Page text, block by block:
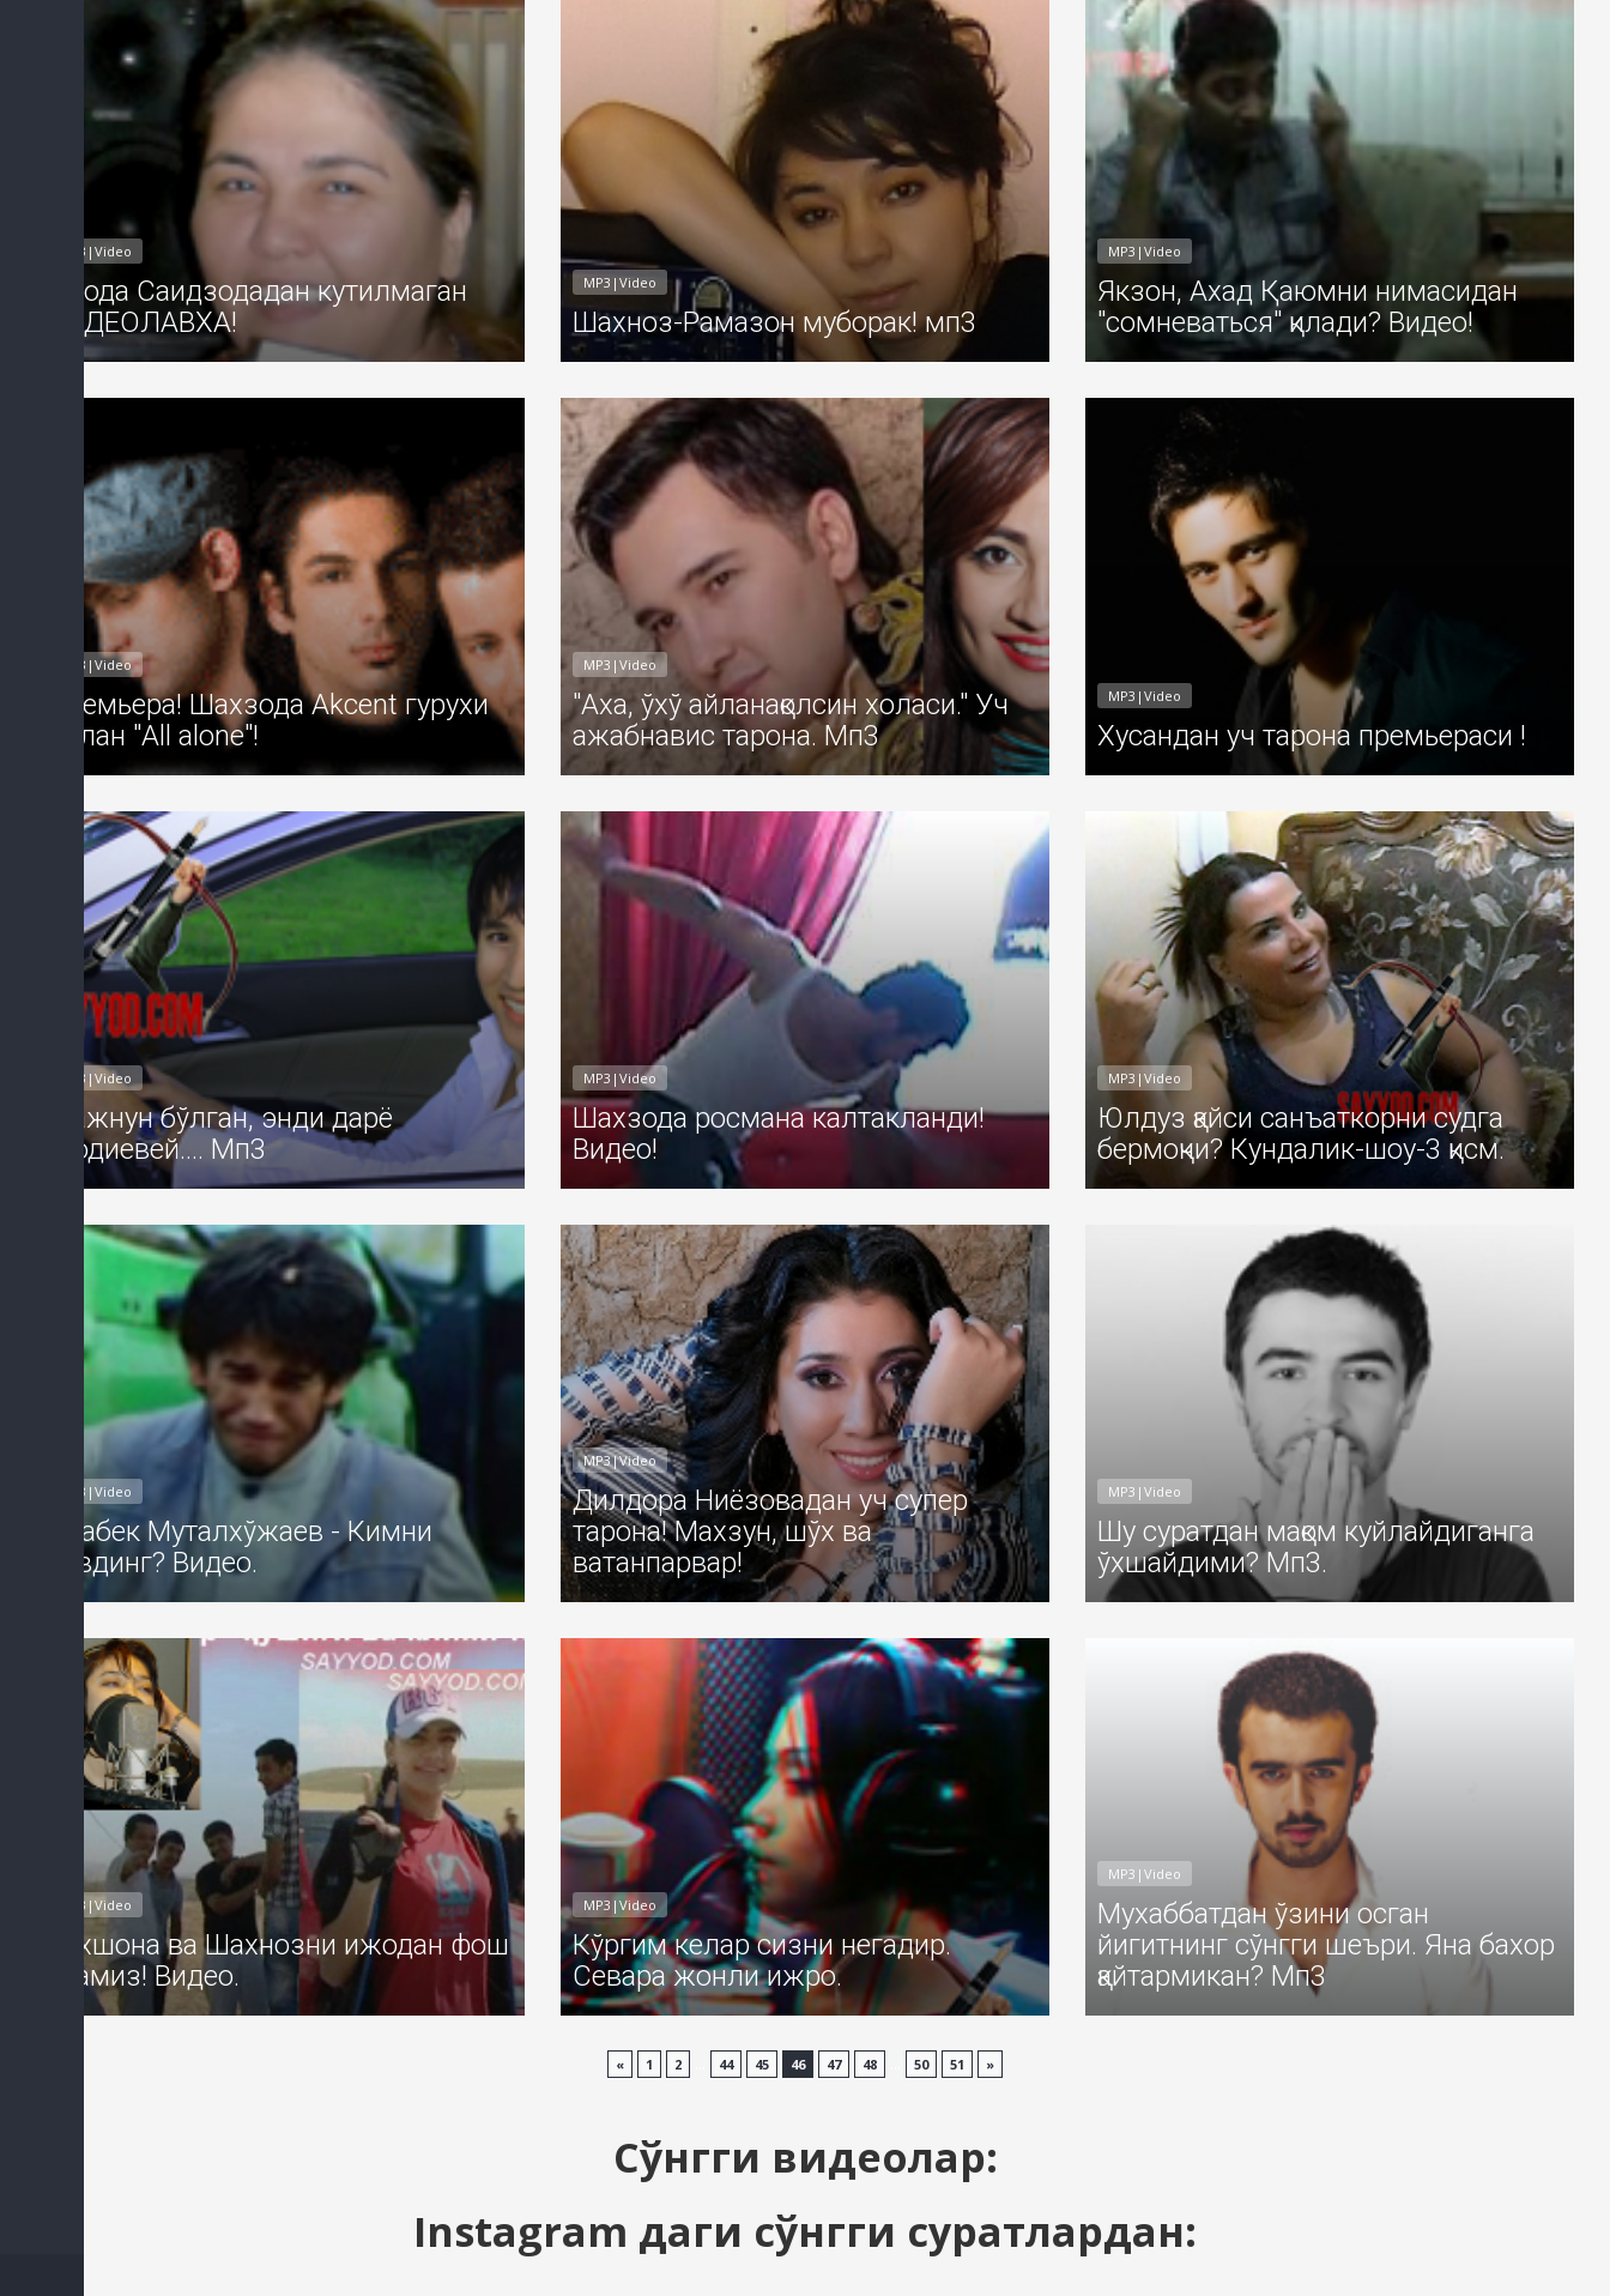
MP3|Video
Озода Саидзодадан кутилмаган
ВИДЕОЛАВХА!
MP3|Video
Шахноз-Рамазон муборак! мп3
MP3|Video
Якзон, Ахад Қаюмни нимасидан
"сомневаться" қилади? Видео!
MP3|Video
Премьера! Шахзода Akcent гурухи
билан "All alone"!
MP3|Video
"Аха, ўхў айланақолсин холаси." Уч
ажабнавис тарона. Мп3
MP3|Video
Хусандан уч тарона премьераси !
MP3|Video
Мажнун бўлган, энди дарё
Шодиевей.... Мп3
MP3|Video
Шахзода росмана калтакланди!
Видео!
MP3|Video
Юлдуз қайси санъаткорни судга
бермоқчи? Кундалик-шоу-3 қисм.
MP3|Video
Отабек Муталхўжаев - Кимни
севдинг? Видео.
MP3|Video
Дилдора Ниёзовадан уч супер
тарона! Махзун, шўх ва
ватанпарвар!
MP3|Video
Шу суратдан мақом куйлайдиганга
ўхшайдими? Мп3.
MP3|Video
Рухшона ва Шахнозни ижодан фош
этамиз! Видео.
MP3|Video
Кўргим келар сизни негадир.
Севара жонли ижро.
MP3|Video
Мухаббатдан ўзини осган
йигитнинг сўнгги шеъри. Яна бахор
қайтармикан? Мп3
« 1 2 44 45 46 47 48 50 51 »
Сўнгги видеолар:
Instagram даги сўнгги суратлардан: